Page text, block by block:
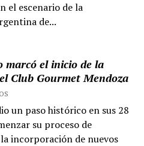
el escenario de la
de...
marcó el inicio de la
Club Gourmet Mendoza
un paso histórico en sus 28
su proceso de
incorporación de nuevos